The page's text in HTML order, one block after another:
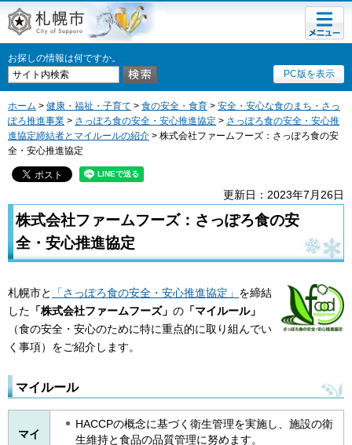
札幌市
お探しの情報は何ですか。
PC版を表示
メニュ
ー
ホーム > 健康・福祉・子育て > 食の安全・食育 > 安全・安心な食のまち・さっ
ぽろ推進事業 > さっぽろ食の安全・安心推進協定 > さっぽろ食の安全・安心推
進協定締結者とマイルールの紹介 > 株式会社ファームフーズ：さっぽろ食の安
全・安心推進協定
更新日：2023年7月26日
株式会社ファームフーズ：さっぽろ食の安
全・安心推進協定
札幌市と 「さっぽろ食の安全・安心推進協定」 を締結
した 「株式会社ファームフーズ」 の 「マイルール」
（食の安全・安心のために特に重点的に取り組んでい
く事項）をご紹介します。
マイルール
マイ
HACCPの概念に基づく衛生管理を実施し、施設の衛
生維持と食品の品質管理に努めます。